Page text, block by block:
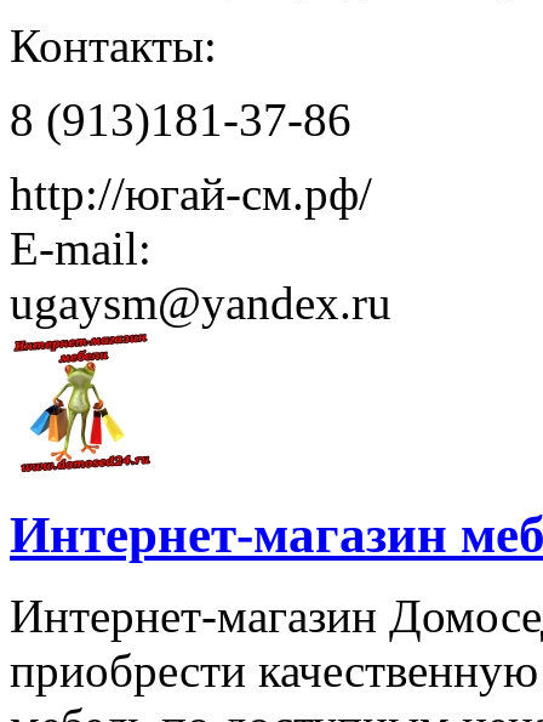
Контакты:
8 (913)181-37-86
http://югай-см.рф/
E-mail:
ugaysm@yandex.ru
Интернет-магазин
Интернет-магазин
приобрести